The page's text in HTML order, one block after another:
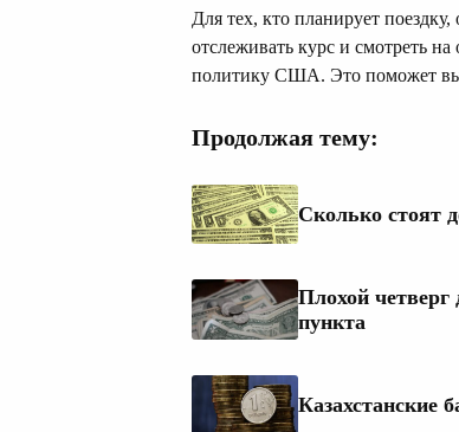
Для тех, кто планирует
отслеживать курс и смотреть
политику США. Это поможет
Продолжая тему:
Сколько стоят
Плохой четверг
пункта
Казахстанские